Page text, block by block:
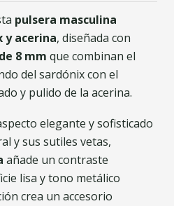
pulsera masculina
y acerina, diseñada con
8 mm que combinan el
del sardónix con el
y pulido de la acerina.
elegante y sofisticado
y sus sutiles vetas,
añade un contraste
lisa y tono metálico
crea un accesorio